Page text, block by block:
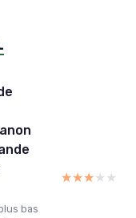
bas
★★★★★
★★★★★